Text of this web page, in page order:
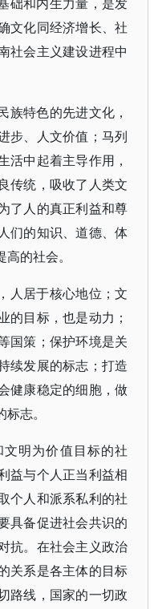
文化同经济增长、社
社会主义建设进程中
族特色的先进文化，
步、人文价值；马列
活中起着主导作用，
传统，吸收了人类文
了人的真正利益和尊
们的知识、道德、体
的社会。
人居于核心地位；文
的目标，也是动力；
国策；保护环境是关
续发展的标志；打造
健康稳定的细胞，做
志。
明为价值目标的社
益与个人正当利益相
个人和派系私利的社
具备促进社会共识的
抗。在社会主义政治
关系是各主体的目标
路线，国家的一切政